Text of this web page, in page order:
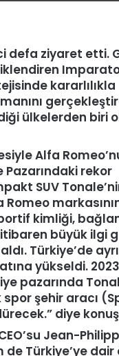
defa ziyaret etti.
kararlılıkla
ülkelerden biri
Alfa
Pazarındaki rekor
SUV
Romeo
kimliği,
büyük ilgi
Türkiye’de
yükseldi. 2023
pazarında
şehir aracı
diye
Jean-
Türkiye’ye dair